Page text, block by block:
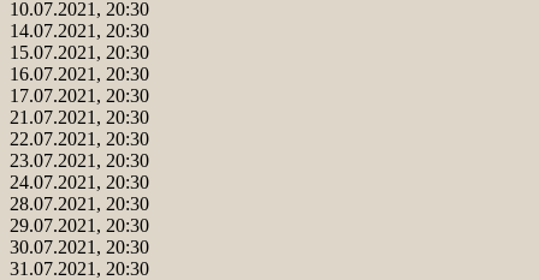
10.07.2021, 20:30
14.07.2021, 20:30
15.07.2021, 20:30
16.07.2021, 20:30
17.07.2021, 20:30
21.07.2021, 20:30
22.07.2021, 20:30
23.07.2021, 20:30
24.07.2021, 20:30
28.07.2021, 20:30
29.07.2021, 20:30
30.07.2021, 20:30
31.07.2021, 20:30